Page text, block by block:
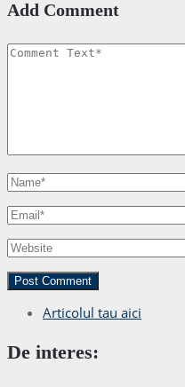
Add Comment
Articolul tau aici
De interes: